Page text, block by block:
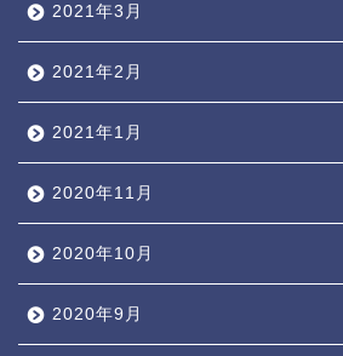
2021年3月
2021年2月
2021年1月
2020年11月
2020年10月
2020年9月